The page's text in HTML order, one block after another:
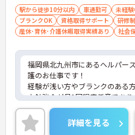
駅から徒歩10分以内 車通勤可 未経
ブランクOK
資格取得サポート
研修
産休･育休･介護休暇取得実績あり
社会
福岡県北九州市にあるヘルパー
護のお仕事です！
経験が浅い方やブランクのある
内勉強会が月1回程度任意であ
とができます！
ご興味がある方は是非一度マイ
せください。さらに詳細などお
詳細を見る